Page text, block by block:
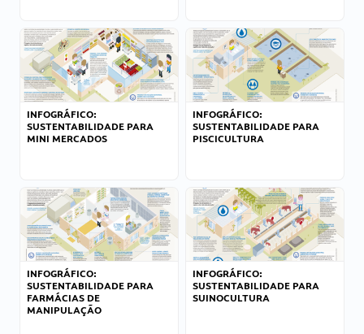
INFOGRÁFICO:
SUSTENTABILIDADE PARA
MINI MERCADOS
INFOGRÁFICO:
SUSTENTABILIDADE PARA
PISCICULTURA
INFOGRÁFICO:
SUSTENTABILIDADE PARA
FARMÁCIAS DE
MANIPULAÇÃO
INFOGRÁFICO:
SUSTENTABILIDADE PARA
SUINOCULTURA